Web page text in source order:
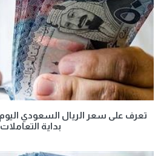
بداية التعاملات